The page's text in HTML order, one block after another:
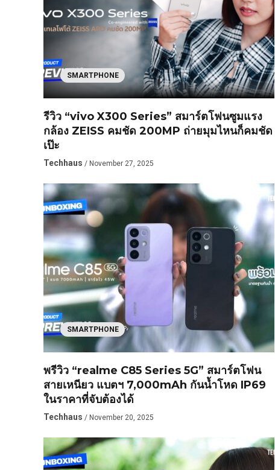
SMARTPHONE
รีวิว “vivo X300 Series” สมาร์ตโฟนซูมแรง
กล้อง ZEISS คมชัด 200MP ถ่ายมุมไหนก็คมชัด
เป๊ะ
Techhaus / November 27, 2025
SMARTPHONE
พรีวิว “realme C85 Series 5G” สมาร์ตโฟน
สายเหนียว แบตฯ 7,000mAh กันน้ำโหด IP69
ในราคาที่จับต้องได้
Techhaus / November 20, 2025